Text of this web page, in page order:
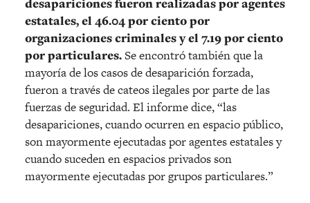
desapariciones fueron realizadas por agentes
estatales, el 46.04 por ciento por
organizaciones criminales y el 7.19 por ciento
por particulares.Se encontró también que la
mayoría de los casos de desaparición forzada,
fueron a través de cateos ilegales por parte de las
fuerzas de seguridad. El informe dice, “las
desapariciones, cuando ocurren en espacio público,
son mayormente ejecutadas por agentes estatales y
cuando suceden en espacios privados son
mayormente ejecutadas por grupos particulares.”